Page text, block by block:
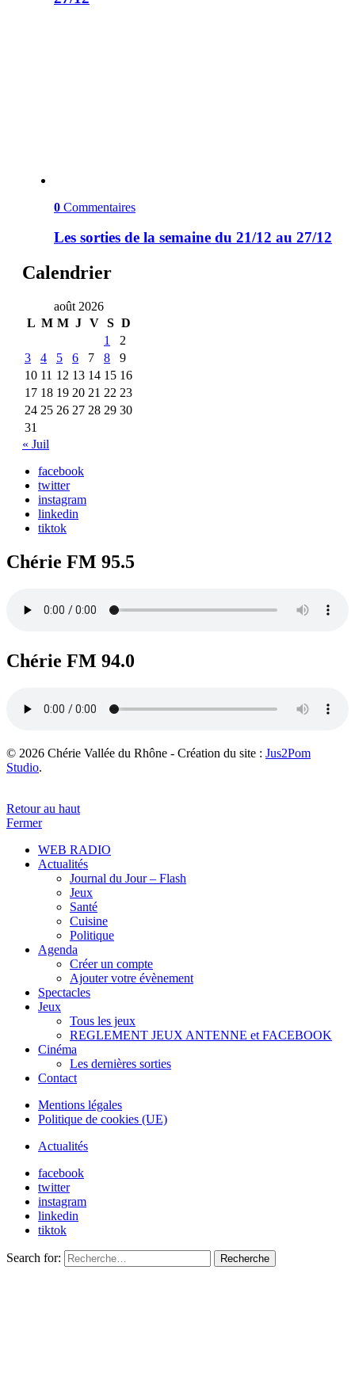
0 Commentaires
Les sorties de la semaine du 21/12 au 27/12
Calendrier
août 2026
L M M J V S D
1
2
3
4 5 6 7 8
9
10 11 12 13 14 15 16
17 18 19 20 21 22 23
24 25 26 27 28 29 30
31
« Juil
facebook
twitter
instagram
linkedin
tiktok
Chérie FM 95.5
Chérie FM 94.0
© 2026 Chérie Vallée du Rhône - Création du site : Jus2Pom
Studio.
Retour au haut
Fermer
WEB RADIO
Actualités
Journal du Jour – Flash
Jeux
Santé
Cuisine
Politique
Agenda
Créer un compte
Ajouter votre évènement
Spectacles
Jeux
Tous les jeux
REGLEMENT JEUX ANTENNE et FACEBOOK
Cinéma
Les dernières sorties
Contact
Mentions légales
Politique de cookies (UE)
Actualités
facebook
twitter
instagram
linkedin
tiktok
Search for: Recherche